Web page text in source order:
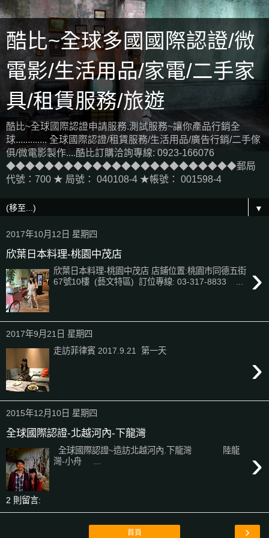
酷比~全球多國國際認證/微
電影/生活用品/家電/二手家
具/租賃服務/旅遊
酷比~全球國際認證申請服務.測試服務~讓你產品行銷全
球............. 全球國際認證/租賃服務/生活用品/廣告行銷/二手傢
俱/微電影製作....酷比訂購洽詢專線: 0923-166076
◆◆◆◆◆◆◆◆◆◆◆◆◆◆◆◆◆◆◆◆◆◆◆◆郵局
代號：700 ★ 局號： 040108-4 ★帳號： 001598-4
▼
2017年10月12日 星期四
欣葉日本料理-桃園中茂店
›
欣葉日本料理-桃園中茂店 店鋪位置:桃園市同德五街
67號10樓 (藝文特區) 訂位專線: 03-317-8833 ...
2017年9月21日 星期四
›
走訪菲律賓 2017.9.21 第一天
2015年12月10日 星期四
全球國際認證-北越河內-下龍灣
›
全球國際認證~造訪北越河內.下龍灣 陸龍
灣-小舟 ...
2 則留言:
›
首頁